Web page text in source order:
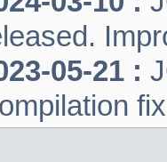
05-21 :